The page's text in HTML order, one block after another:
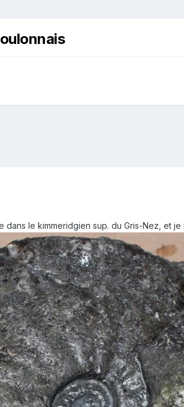
dans le kimmeridgien sup. du Gris-Nez, et